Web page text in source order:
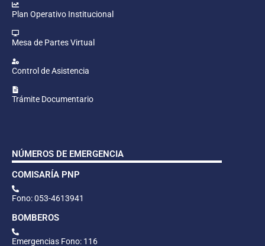
Plan Operativo Institucional
Mesa de Partes Virtual
Control de Asistencia
Trámite Documentario
NÚMEROS DE EMERGENCIA
COMISARÍA PNP
Fono: 053-4613941
BOMBEROS
Emergencias Fono: 116